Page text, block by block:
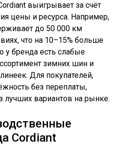
выигрывает за счёт
цены и ресурса. Например,
до 50 000 км
что на 10–15% больше
у бренда есть слабые
зимних шин и
Для покупателей,
без переплаты,
лучших вариантов на рынке.
Cordiant